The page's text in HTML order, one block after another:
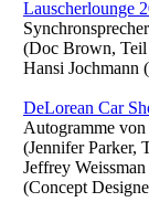
Lauscherlounge
(Doc Brown,
Hansi Jochmann
DeLorean Car
Autogramme
(Jennifer Parker,
Jeffrey
(Concept